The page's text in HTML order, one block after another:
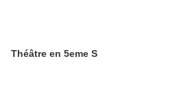
Théâtre en 5eme S